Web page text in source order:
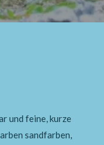
und feine, kurze
sandfarben,